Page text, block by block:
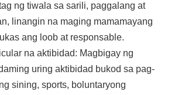
ng tiwala sa sarili, paggalang at
linangin na maging mamamayang
ang loob at responsable.
na aktibidad: Magbigay ng
uring aktibidad bukod sa pag-
sining, sports, boluntaryong